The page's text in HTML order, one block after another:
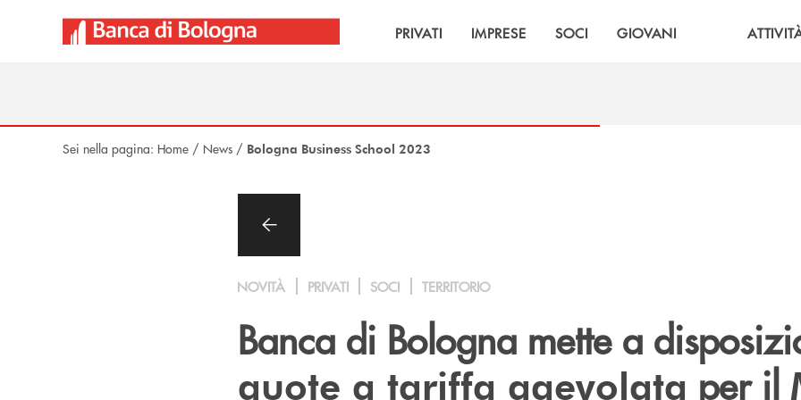
PRIVATI IMPRESE SOCI GIOVANI
Sei nella pagina: Home / News / Bologna Business School 2023
NOVITÀ PRIVATI SOCI TERRITORIO
Banca di Bologna mette a
quote a tariffa agevolata per il